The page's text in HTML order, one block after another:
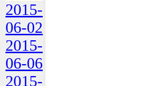
2015-
06-02
2015-
06-06
2015-